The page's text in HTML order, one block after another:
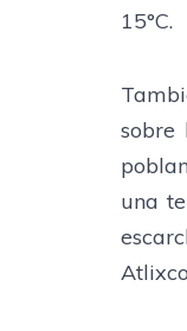
15°C.
sobre
una